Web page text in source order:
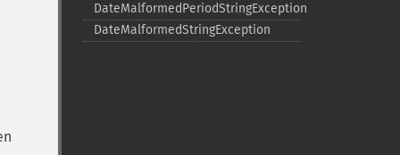
DateMalformedPeriodStringException
DateMalformedStringException